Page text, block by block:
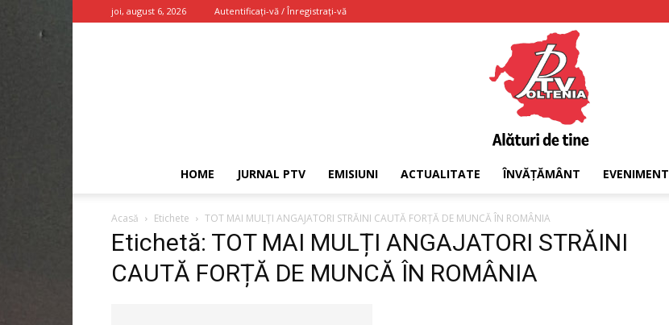
joi, august 6, 2026 Autentificați-vă / Înregistrați-vă
HOME JURNAL PTV EMISIUNI ACTUALITATE ÎNVĂȚĂMÂNT EVENIMENT
Acasă Etichete TOT MAI MULȚI ANGAJATORI STRĂINI CAUTĂ FORȚĂ DE MUNCĂ ÎN ROMÂNIA
Etichetă: TOT MAI MULȚI ANGAJATORI STRĂINI
CAUTĂ FORȚĂ DE MUNCĂ ÎN ROMÂNIA